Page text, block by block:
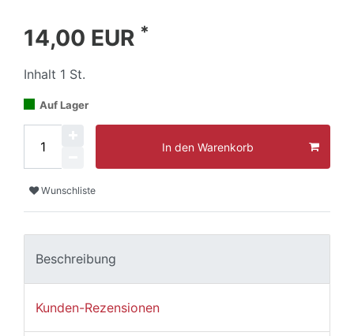
14,00 EUR *
Inhalt 1 St.
Auf Lager
In den Warenkorb
Wunschliste
Beschreibung
Kunden-Rezensionen